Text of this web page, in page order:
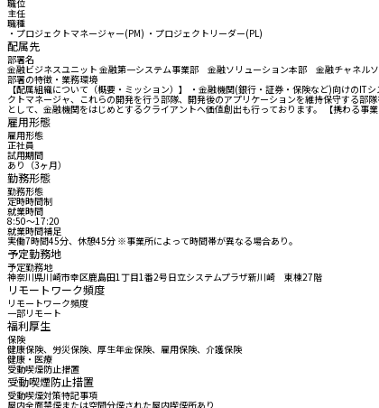
職位
主任
職種
・プロジェクトマネージャー(PM) ・プロジェクトリーダー(PL)
配属先
部署名
金融ビジネスユニット 金融第一システム事業部 金融ソリューション本部 金融チャネル
部署の特徴・業務環境
【配属組織について（概要・ミッション）】 ・金融機関(銀行・証券・保険など)向けの
クトマネージャ、これらの開発を行う部隊、開発後のアプリケーションを維持保守する部
として、金融機関をはじめとするクライアントへ価値創出も行っております。 【携わる
雇用形態
雇用形態
正社員
試用期間
あり（3ヶ月）
勤務形態
勤務形態
定時時間制
就業時間
8:50〜17:20
就業時間補足
実働7時間45分、休憩45分 ※事業所によって時間帯が異なる場合あり。
予定勤務地
予定勤務地
神奈川県川崎市幸区鹿島田1丁目1番2号日立システムプラザ新川崎 東棟27階
リモートワーク頻度
リモートワーク頻度
一部リモート
福利厚生
保険
健康保険、労災保険、厚生年金保険、雇用保険、介護保険
健康・医療
受動喫煙防止措置
受動喫煙防止措置
受動喫煙対策特記事項
屋内全面禁煙または空間分煙された屋内喫煙所あり